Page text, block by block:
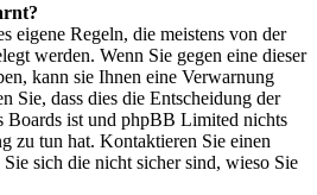
eigene Regeln, die meistens von der
werden. Wenn Sie gegen eine dieser
kann sie Ihnen eine Verwarnung
Sie, dass dies die Entscheidung der
Boards ist und phpBB Limited nichts
zu tun hat. Kontaktieren Sie einen
sich die nicht sicher sind, wieso Sie